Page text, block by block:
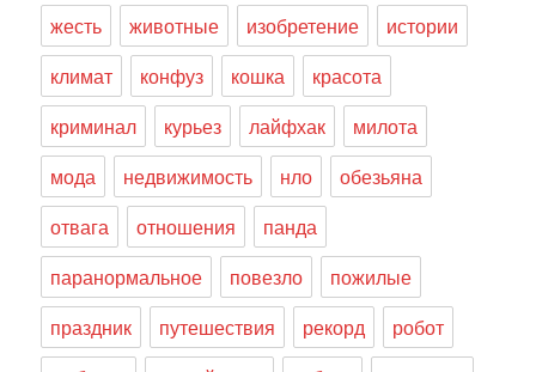
жесть
животные изобретение
истории
климат
конфуз кошка
красота
криминал
курьез лайфхак
милота
мода
недвижимость нло
обезьяна
отвага
отношения
панда
паранормальное
повезло
пожилые
праздник
путешествия рекорд
робот